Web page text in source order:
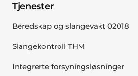
Tjenester
Beredskap og slangevakt 02018
Slangekontroll THM
Integrerte forsyningsløsninger